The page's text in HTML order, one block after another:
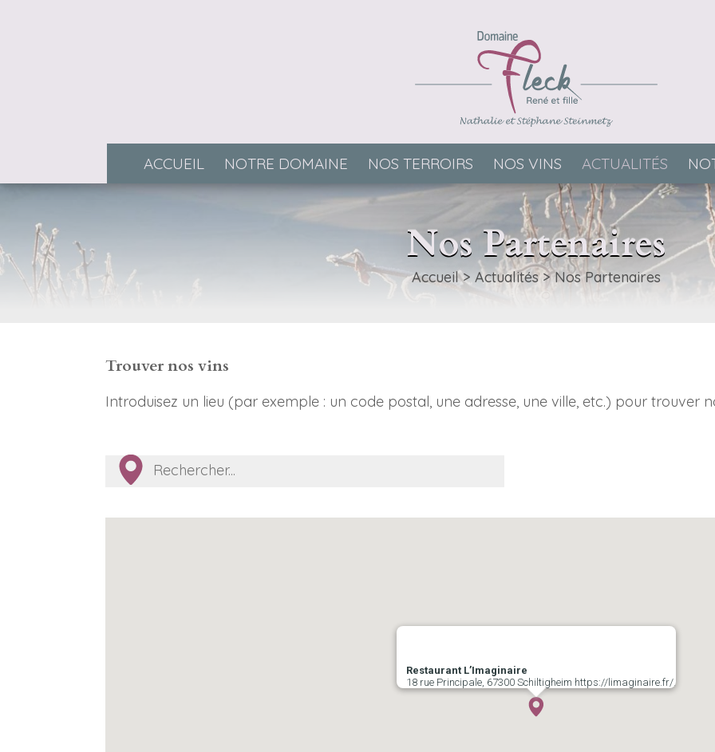
ACCUEIL NOTRE DOMAINE NOS TERROIRS NOS VINS ACTUALITÉS
Nos Partenaires
Accueil> Actualités>Nos Partenaires
Trouver nos vins
Introduisez un lieu (par exemple : un code postal, une adresse, une ville, etc.) pour trouver
Restaurant L’Imaginaire
18 rue Principale, 67300 Schiltigheim https://limaginaire.fr/,